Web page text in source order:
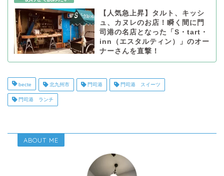
【人気急上昇】タルト、キッシ
ュ、カヌレのお店！瞬く間に門
司港の名店となった「S・tart・
inn（エスタルティン）」のオー
ナーさんを直撃！
becte 北九州市 門司港 門司港 スイーツ
門司港 ランチ
ABOUT ME